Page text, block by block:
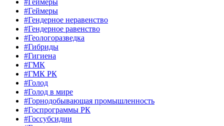
#Геймеры
#Гендерное неравенство
#Гендерное равенство
#Геологоразведка
#Гибриды
#Гигиена
#ГМК
#ГМК РК
#Голод
#Голод в мире
#Горнодобывающая промышленность
#Госпрограммы РК
#Госсубсидии